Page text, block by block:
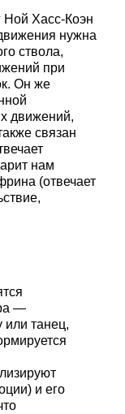
Ной Хасс-Коэн
нужна
ствола,
при
Он же
движений,
связан
нам
(отвечает
—
или танец,
и его